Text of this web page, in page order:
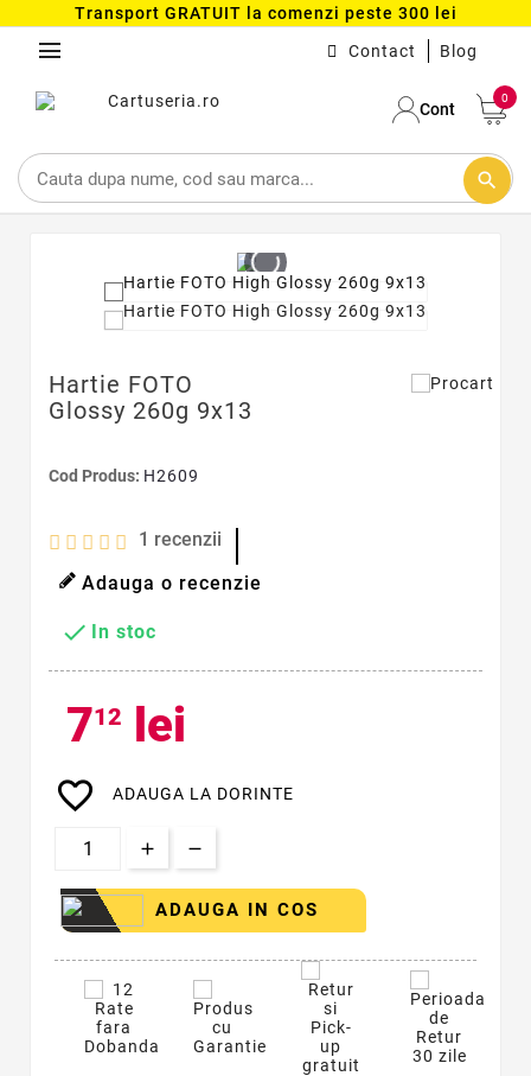
Transport GRATUIT la comenzi peste 300 lei
menu Contact Blog
Cont
0
search
Hartie FOTO
Glossy 260g 9x13
Cod Produs: H2609
1 recenzii
Adauga o recenzie
 In stoc
712 lei
favorite_border ADAUGA LA DORINTE
ADAUGA IN COS